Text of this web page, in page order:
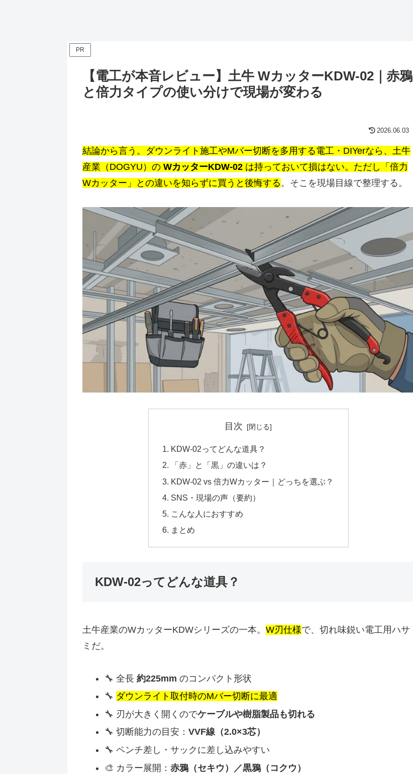
PR
【電工が本音レビュー】土牛 WカッターKDW-02｜赤鴉
と倍力タイプの使い分けで現場が変わる
2026.06.03
結論から言う。ダウンライト施工やMバー切断を多用する電工・DIYerなら、土牛
産業（DOGYU）の WカッターKDW-02 は持っておいて損はない。ただし「倍力
Wカッター」との違いを知らずに買うと後悔する 。そこを現場目線で整理する。
目次
KDW-02ってどんな道具？
「赤」と「黒」の違いは？
KDW-02 vs 倍力Wカッター｜どっちを選ぶ？
SNS・現場の声（要約）
こんな人におすすめ
まとめ
KDW-02ってどんな道具？
土牛産業のWカッターKDWシリーズの一本。 W刃仕様で、切れ味鋭い電工用ハサ
ミだ。
🔧 全長 約225mm のコンパクト形状
🔧 ダウンライト取付時のMバー切断に最適
🔧 刃が大きく開くのでケーブルや樹脂製品も切れる
🔧 切断能力の目安： VVF線（2.0×3芯）
🔧 ペンチ差し・サックに差し込みやすい
🎨 カラー展開： 赤鴉（セキウ）／黒鴉（コクウ）